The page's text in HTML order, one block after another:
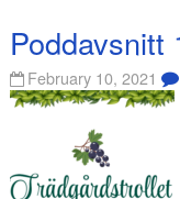
Poddavsnitt
February 10, 2021